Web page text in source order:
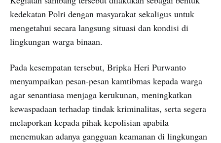
kedekatan Polri dengan masyarakat sekaligus untuk
mengetahui secara langsung situasi dan kondisi di
lingkungan warga binaan.
Pada kesempatan tersebut, Bripka Heri Purwanto
menyampaikan pesan-pesan kamtibmas kepada warga
agar senantiasa menjaga kerukunan, meningkatkan
kewaspadaan terhadap tindak kriminalitas, serta segera
melaporkan kepada pihak kepolisian apabila
menemukan adanya gangguan keamanan di lingkungan